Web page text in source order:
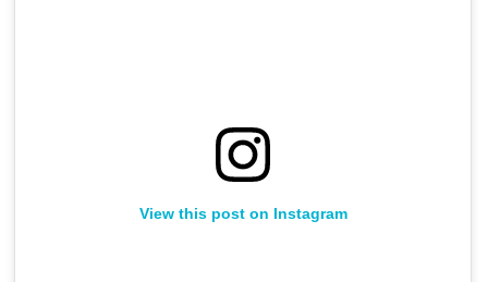
View this post on Instagram